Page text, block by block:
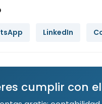
LinkedIn
cumplir con